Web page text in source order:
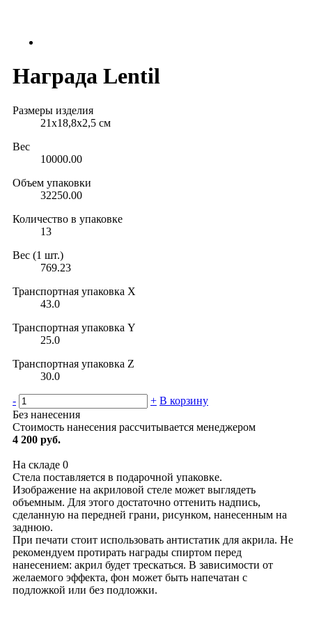
Награда Lentil
Размеры изделия
21х18,8х2,5 см
Вес
10000.00
Объем упаковки
32250.00
Количество в упаковке
13
Вес (1 шт.)
769.23
Транспортная упаковка X
43.0
Транспортная упаковка Y
25.0
Транспортная упаковка Z
30.0
- + В корзину
Без нанесения
Стоимость нанесения рассчитывается менеджером
4 200 руб.
На складе 0
Стела поставляется в подарочной упаковке.
Изображение на акриловой стеле может выглядеть
объемным. Для этого достаточно оттенить надпись,
сделанную на передней грани, рисунком, нанесенным на
заднюю.
При печати стоит использовать антистатик для акрила. Не
рекомендуем протирать награды спиртом перед
нанесением: акрил будет трескаться. В зависимости от
желаемого эффекта, фон может быть напечатан с
подложкой или без подложки.